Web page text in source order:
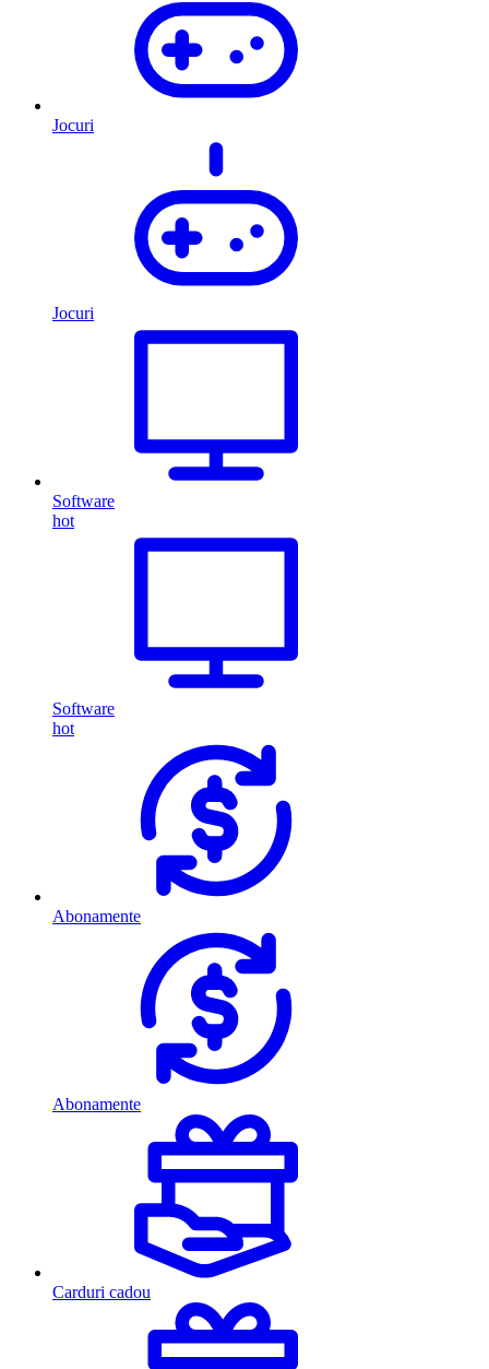
Jocuri
Jocuri
Software
hot
Software
hot
Abonamente
Abonamente
Carduri cadou